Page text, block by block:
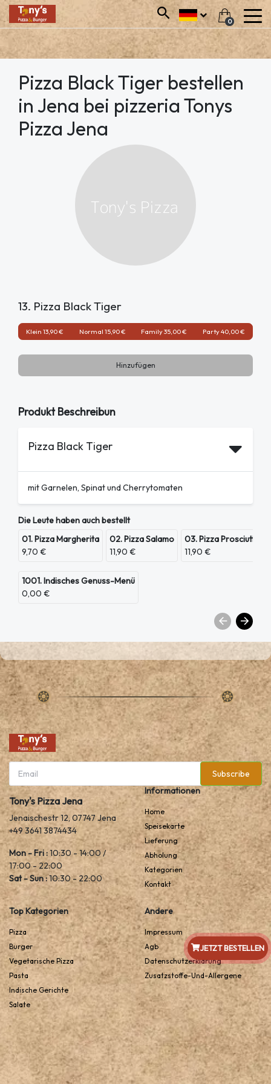
0
Pizza Black Tiger bestellen
in Jena bei pizzeria Tonys
Pizza Jena
13. Pizza Black Tiger
Klein 13,90 € Normal 15,90 € Family 35,00 € Party 40,00 €
Hinzufügen
Produkt Beschreibun
Pizza Black Tiger
mit Garnelen, Spinat und Cherrytomaten
Die Leute haben auch bestellt
01. Pizza Margherita
9,70 €
02. Pizza Salamo
11,90 €
03. Pizza Prosciutto
11,90 €
1001. Indisches Genuss-Menü
0,00 €
Subscribe
Tony's Pizza Jena
Jenaischestr 12, 07747 Jena
+49 3641 3874434
Mon - Fri :10:30 - 14:00 /
17:00 - 22:00
Sat - Sun :10:30 - 22:00
Informationen
Home
Speisekarte
Lieferung
Abholung
Kategorien
Kontakt
Top Kategorien
Pizza
Burger
Vegetarische Pizza
Pasta
Indische Gerichte
Salate
Andere
Impressum
Agb
Datenschutzerklarung
Zusatzstoffe-Und-Allergene
JETZT BESTELLEN